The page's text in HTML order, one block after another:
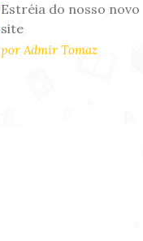
Estréia do nosso novo
site
por Admir Tomaz